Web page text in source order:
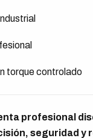
torque controlado
profesional
seguridad y